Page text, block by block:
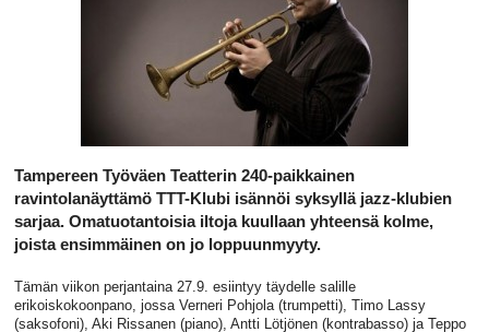
Tampereen Työväen Teatterin 240-paikkainen
ravintolanäyttämö TTT-Klubi isännöi syksyllä jazz-klubien
sarjaa. Omatuotantoisia iltoja kuullaan yhteensä kolme,
joista ensimmäinen on jo loppuunmyyty.
Tämän viikon perjantaina 27.9. esiintyy täydelle salille
erikoiskokoonpano, jossa Verneri Pohjola (trumpetti), Timo Lassy
(saksofoni), Aki Rissanen (piano), Antti Lötjönen (kontrabasso) ja Teppo